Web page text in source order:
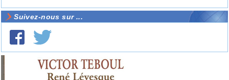
Suivez-nous sur ...